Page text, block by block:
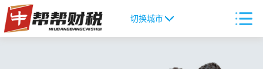
切换城市